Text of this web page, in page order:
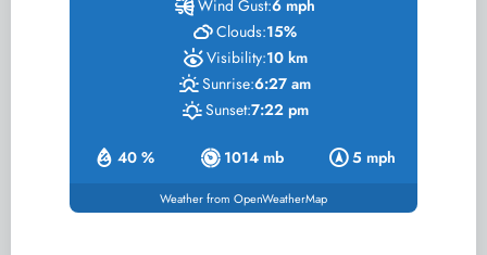
40 % 1014 mb 5 mph
Wind Gust:6 mph
Clouds:15%
Visibility:10 km
Sunrise:6:27 am
Sunset:7:22 pm
Weather from OpenWeatherMap